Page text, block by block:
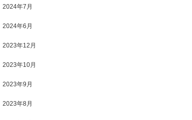
2024年7月
2024年6月
2023年12月
2023年10月
2023年9月
2023年8月